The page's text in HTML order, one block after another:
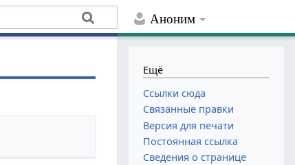
Аноним
Ещё
Ссылки сюда
Связанные правки
Версия для печати
Постоянная ссылка
Сведения о странице